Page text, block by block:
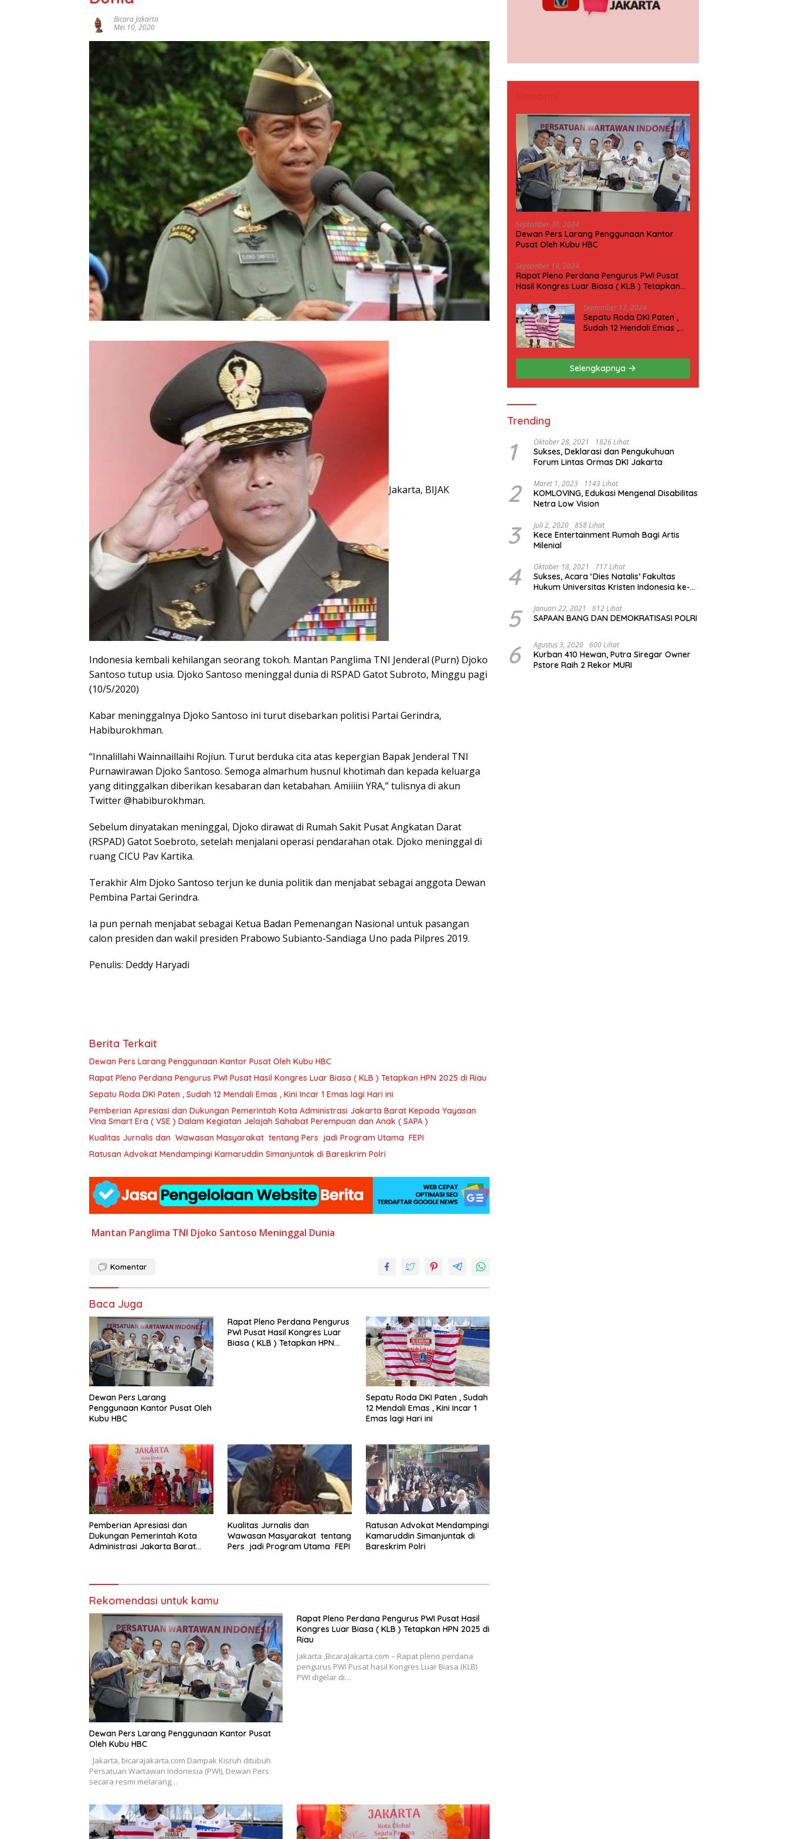
Bicara Jakarta
Mei 10, 2020
Jakarta, BIJAK
Indonesia kembali kehilangan seorang tokoh. Mantan Panglima TNI Jenderal (Purn) Djoko
Santoso tutup usia. Djoko Santoso meninggal dunia di RSPAD Gatot Subroto, Minggu pagi
(10/5/2020)
Kabar meninggalnya Djoko Santoso ini turut disebarkan politisi Partai Gerindra,
Habiburokhman.
“Innalillahi Wainnaillaihi Rojiun. Turut berduka cita atas kepergian Bapak Jenderal TNI
Purnawirawan Djoko Santoso. Semoga almarhum husnul khotimah dan kepada keluarga
yang ditinggalkan diberikan kesabaran dan ketabahan. Amiiiin YRA,” tulisnya di akun
Twitter @habiburokhman.
Sebelum dinyatakan meninggal, Djoko dirawat di Rumah Sakit Pusat Angkatan Darat
(RSPAD) Gatot Soebroto, setelah menjalani operasi pendarahan otak. Djoko meninggal di
ruang CICU Pav Kartika.
Terakhir Alm Djoko Santoso terjun ke dunia politik dan menjabat sebagai anggota Dewan
Pembina Partai Gerindra.
Ia pun pernah menjabat sebagai Ketua Badan Pemenangan Nasional untuk pasangan
calon presiden dan wakil presiden Prabowo Subianto-Sandiaga Uno pada Pilpres 2019.
Penulis: Deddy Haryadi
Berita Terkait
Dewan Pers Larang Penggunaan Kantor Pusat Oleh Kubu HBC
Rapat Pleno Perdana Pengurus PWI Pusat Hasil Kongres Luar Biasa ( KLB ) Tetapkan HPN 2025 di Riau
Sepatu Roda DKI Paten , Sudah 12 Mendali Emas , Kini Incar 1 Emas lagi Hari ini
Pemberian Apresiasi dan Dukungan Pemerintah Kota Administrasi Jakarta Barat Kepada Yayasan
Vina Smart Era ( VSE ) Dalam Kegiatan Jelajah Sahabat Perempuan dan Anak ( SAPA )
Kualitas Jurnalis dan Wawasan Masyarakat tentang Pers jadi Program Utama FEPI
Ratusan Advokat Mendampingi Kamaruddin Simanjuntak di Bareskrim Polri
Mantan Panglima TNI Djoko Santoso Meninggal Dunia
Komentar
Baca Juga
Dewan Pers Larang
Penggunaan Kantor Pusat Oleh
Kubu HBC
Rapat Pleno Perdana Pengurus
PWI Pusat Hasil Kongres Luar
Biasa ( KLB ) Tetapkan HPN
Sepatu Roda DKI Paten , Sudah
12 Mendali Emas , Kini Incar 1
Emas lagi Hari ini
Pemberian Apresiasi dan
Dukungan Pemerintah Kota
Administrasi Jakarta Barat
Kualitas Jurnalis dan
Wawasan Masyarakat tentang
Pers jadi Program Utama FEPI
Ratusan Advokat Mendampingi
Kamaruddin Simanjuntak di
Bareskrim Polri
Rekomendasi untuk kamu
Dewan Pers Larang Penggunaan Kantor Pusat
Oleh Kubu HBC
Jakarta, bicarajakarta.com Dampak Kisruh ditubuh
Persatuan Wartawan Indonesia (PWI), Dewan Pers
secara resmi melarang…
Rapat Pleno Perdana Pengurus PWI Pusat Hasil
Kongres Luar Biasa ( KLB ) Tetapkan HPN 2025 di
Riau
Jakarta ,BicaraJakarta.com – Rapat pleno perdana
pengurus PWI Pusat hasil Kongres Luar Biasa (KLB)
PWI digelar di…
September 30, 2024
Dewan Pers Larang Penggunaan Kantor
Pusat Oleh Kubu HBC
September 18, 2024
Rapat Pleno Perdana Pengurus PWI Pusat
Hasil Kongres Luar Biasa ( KLB ) Tetapkan
September 17, 2024
Sepatu Roda DKI Paten ,
Sudah 12 Mendali Emas ,
Selengkapnya
Trending
1 Oktober 28, 2021 1826 Lihat
Sukses, Deklarasi dan Pengukuhuan
Forum Lintas Ormas DKI Jakarta
2 Maret 1, 2023 1143 Lihat
KOMLOVING, Edukasi Mengenal Disabilitas
Netra Low Vision
3 Juli 2, 2020 858 Lihat
Kece Entertainment Rumah Bagi Artis
Milenial
4 Oktober 18, 2021 717 Lihat
Sukses, Acara ‘Dies Natalis’ Fakultas
Hukum Universitas Kristen Indonesia ke-
5 Januari 22, 2021 612 Lihat
SAPAAN BANG DAN DEMOKRATISASI POLRI
6 Agustus 3, 2020 600 Lihat
Kurban 410 Hewan, Putra Siregar Owner
Pstore Raih 2 Rekor MURI